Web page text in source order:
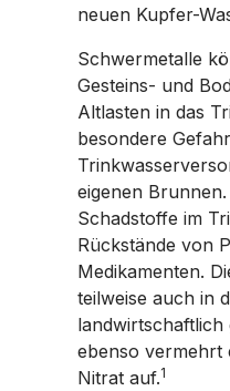
neuen Kupfer-
Schwermetalle
Gesteins- und
Altlasten in das
besondere
eigenen
Schadstoffe im
Rückstände von
Medikamenten.
teilweise auch in
landwirtschaftlich
ebenso vermehrt
Nitrat auf.1